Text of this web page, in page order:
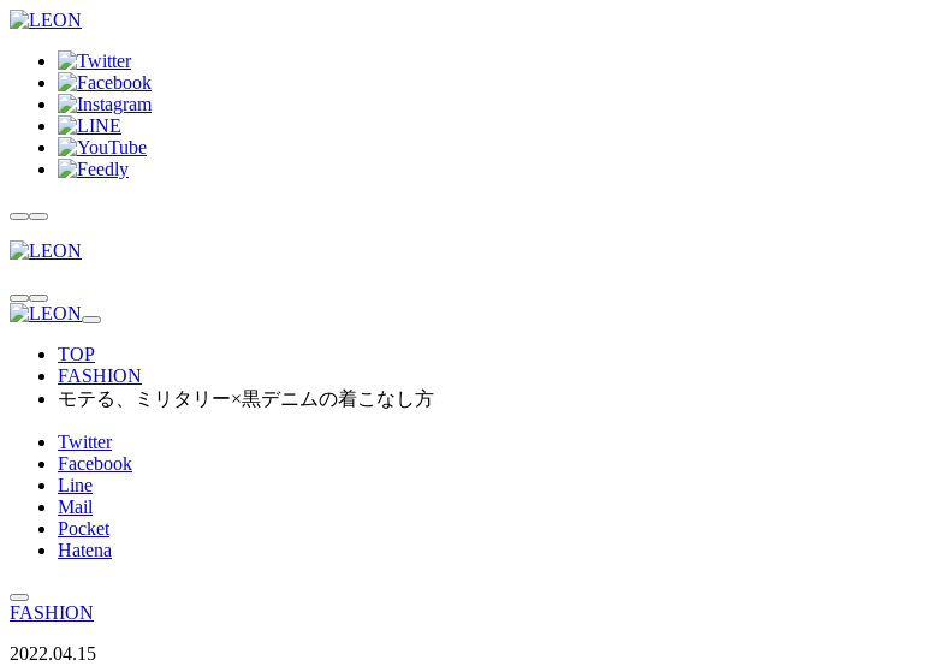
TOP
FASHION
モテる、ミリタリー×黒デニムの着こなし方
Twitter
Facebook
Line
Mail
Pocket
Hatena
FASHION
2022.04.15